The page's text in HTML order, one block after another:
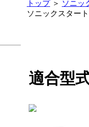
トップ＞ ソニッ
ソニックスター
適合型